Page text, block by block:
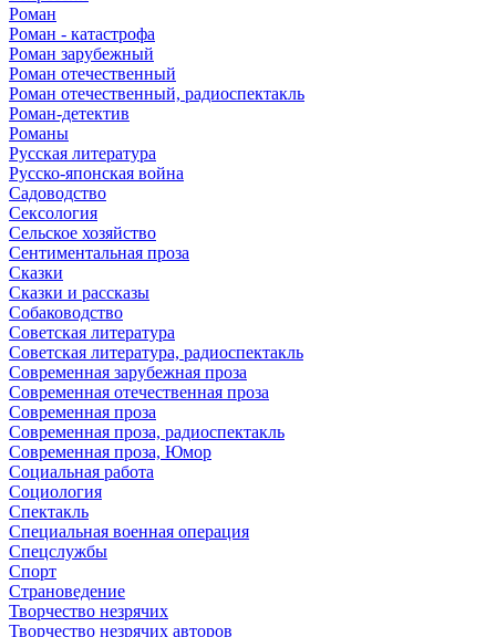
Роман
Роман - катастрофа
Роман зарубежный
Роман отечественный
Роман отечественный, радиоспектакль
Роман-детектив
Романы
Русская литература
Русско-японская война
Садоводство
Сексология
Сельское хозяйство
Сентиментальная проза
Сказки
Сказки и рассказы
Собаководство
Советская литература
Советская литература, радиоспектакль
Современная зарубежная проза
Современная отечественная проза
Современная проза
Современная проза, радиоспектакль
Современная проза, Юмор
Социальная работа
Социология
Спектакль
Специальная военная операция
Спецслужбы
Спорт
Страноведение
Творчество незрячих
Творчество незрячих авторов